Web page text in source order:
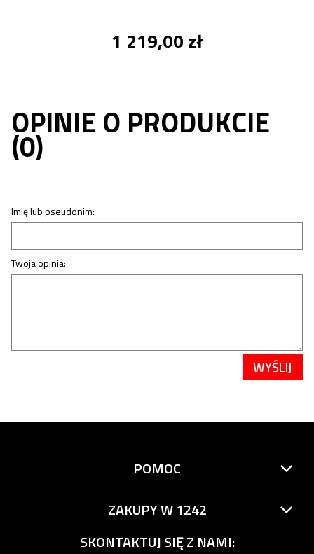
1 219,00 zł
OPINIE O PRODUKCIE
(0)
Imię lub pseudonim:
Twoja opinia:
WYŚLIJ
POMOC
ZAKUPY W 1242
SKONTAKTUJ SIĘ Z NAMI: